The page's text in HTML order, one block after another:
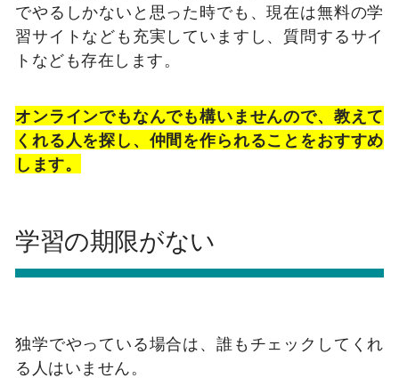
でやるしかないと思った時でも、現在は無料の学
習サイトなども充実していますし、質問するサイ
トなども存在します。
オンラインでもなんでも構いませんので、教えて
くれる人を探し、仲間を作られることをおすすめ
します。
学習の期限がない
独学でやっている場合は、誰もチェックしてくれ
る人はいません。